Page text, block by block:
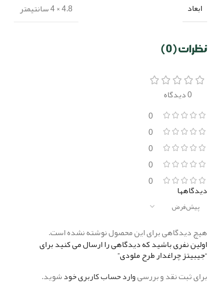
ابعاد 4.8 × 4 سانتیمتر
نظرات (0)
0 دیدگاه
0
0
0
0
0
دیدگاهها
هیچ دیدگاهی برای این محصول نوشته نشده است.
اولین نفری باشید که دیدگاهی را ارسال می کنید برای
“جیبیتز چراغدار طرح ملودی”
برای ثبت نقد و بررسیوارد حساب کاربری خودشوید.